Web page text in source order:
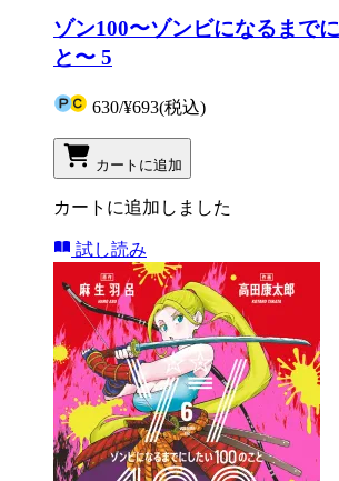
ゾン100〜ゾンビになるまで
と〜 5
630/¥693(税込)
カートに追加
カートに追加しました
試し読み